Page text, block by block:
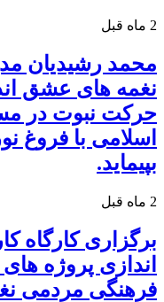
2 ماه قبل
محمد رشیدیان
نغمه های عشق
حرکت نبوت در
اسلامی با فروغ
بپیماید.
2 ماه قبل
برگزاری کارگاه
اندازی پروژه
فرهنگی مردمی